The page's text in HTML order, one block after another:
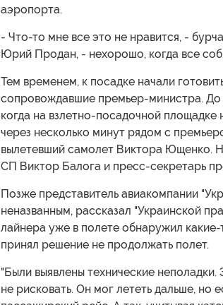
аэропорта.
- Что-то мне все это не нравится, -
Юрий Продан, - нехорошо, когда все
Тем временем, к посадке начали
сопровождавшие премьер-министра. До
когда на взлетно-посадочной
через несколько минут рядом с
вылетевший самолет Виктора Ющенко.
СП Виктор Балога и пресс-секретарь
Позже представитель авиакомпании
неназванным, рассказал "Украинской
лайнера уже в полете обнаружил
принял решение не продолжать полет.
"Были выявлены технические
не рисковать. Он мог лететь дальше, но